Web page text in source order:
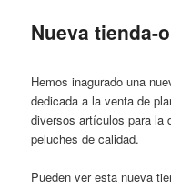
Nueva tienda-
Hemos inagurado una
dedicada a la venta de
diversos artículos para la
peluches de calidad.
Pueden ver esta nueva